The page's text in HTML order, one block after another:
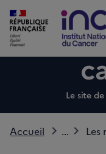
Le site
Accueil ... Les